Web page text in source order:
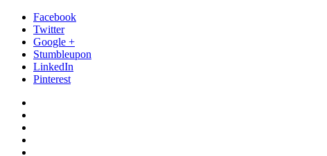
Facebook
Twitter
Google +
Stumbleupon
LinkedIn
Pinterest